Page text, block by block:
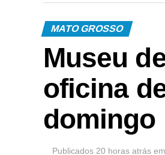
MATO GROSSO
Museu
oficina
domingo
Publicados 20 horas atrás em